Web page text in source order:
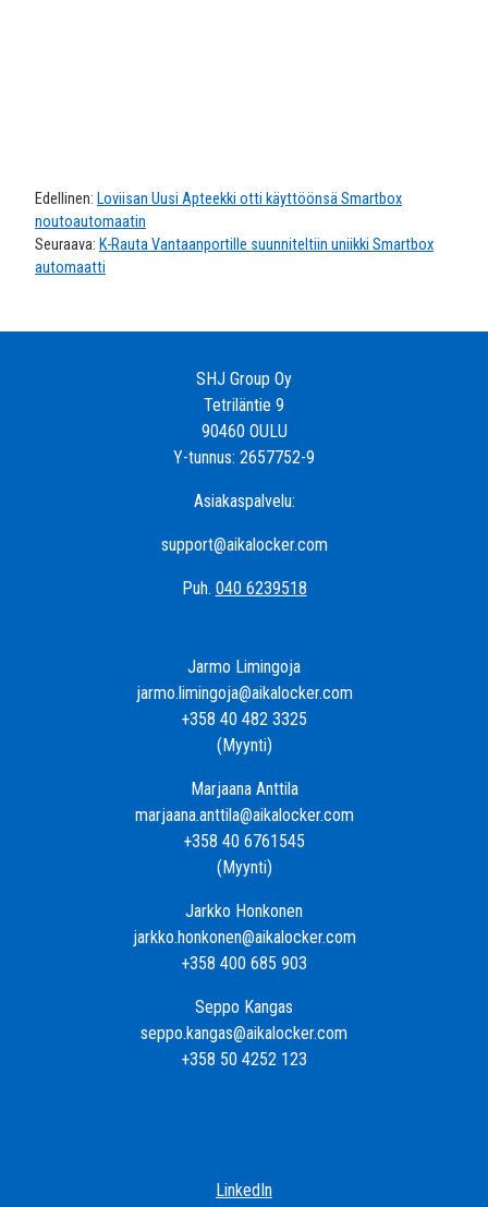
Edellinen: Loviisan Uusi Apteekki otti käyttöönsä Smartbox
noutoautomaatin
Seuraava: K-Rauta Vantaanportille suunniteltiin uniikki Smartbox
automaatti
SHJ Group Oy
Tetriläntie 9
90460 OULU
Y-tunnus: 2657752-9
Asiakaspalvelu:
support@aikalocker.com
Puh. 040 6239518
Jarmo Limingoja
jarmo.limingoja@aikalocker.com
+358 40 482 3325
(Myynti)
Marjaana Anttila
marjaana.anttila@aikalocker.com
+358 40 6761545
(Myynti)
Jarkko Honkonen
jarkko.honkonen@aikalocker.com
+358 400 685 903
Seppo Kangas
seppo.kangas@aikalocker.com
+358 50 4252 123
LinkedIn